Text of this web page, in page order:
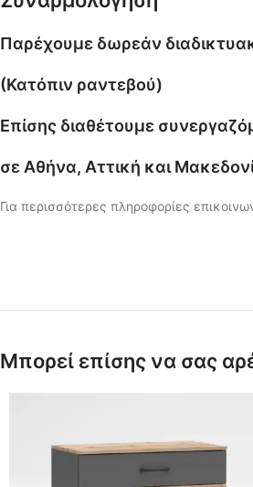
Παρέχουμε δωρεάν
(Κατόπιν ραντεβού)
Επίσης διαθέτουμε
σε Αθήνα, Αττική και
Για περισσότερες πληροφορίες
Μπορεί επίσης να σας